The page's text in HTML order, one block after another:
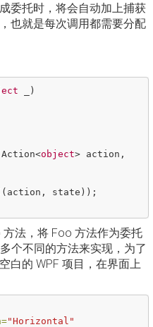
委托时，将会自动加上捕获
也就是每次调用都需要分配
)
Action<object> action ,
action , state ));
法，将 Foo 方法作为委托
个不同的方法来实现，为了
白的 WPF 项目，在界面上
"Horizontal"